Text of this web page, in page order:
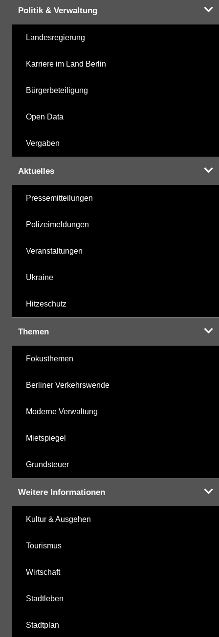
Politik & Verwaltung
Landesregierung
Karriere im Land Berlin
Bürgerbeteiligung
Open Data
Vergaben
Aktuelles
Pressemitteilungen
Polizeimeldungen
Veranstaltungen
Ukraine
Hitzeschutz
Themen
Fokusthemen
Berliner Verkehrswende
Moderne Verwaltung
Mietspiegel
Grundsteuer
Weitere Informationen
Kultur & Ausgehen
Tourismus
Wirtschaft
Stadtleben
Stadtplan